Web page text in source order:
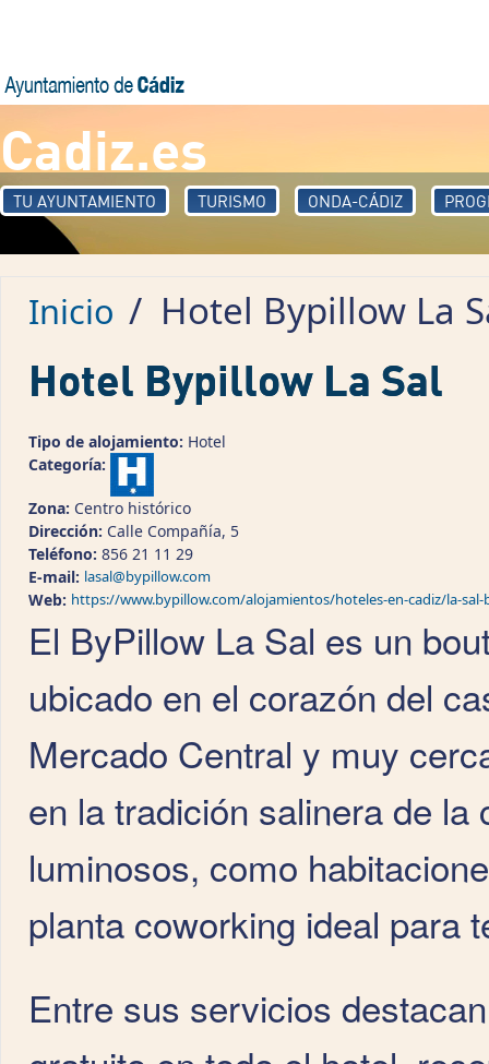
Cadiz.es
TU AYUNTAMIENTO TURISMO ONDA-CÁDIZ
Inicio / Hotel Bypillow La
Hotel Bypillow La Sal
Tipo de alojamiento: Hotel
Categoría:
Zona: Centro histórico
Dirección: Calle Compañía, 5
Teléfono: 856 21 11 29
E-mail: lasal@bypillow.com
Web: https://www.bypillow.com/alojamientos/hoteles-en-cadiz/la-
El ByPillow La Sal es un
ubicado en el corazón del
Mercado Central y muy
en la tradición salinera de
luminosos, como
planta coworking ideal para
Entre sus servicios